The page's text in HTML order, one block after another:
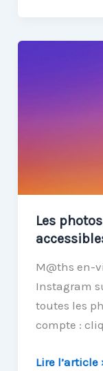
a
Les
M@ths en-
Instagram
toutes les
compte :
Les
Lire l’article